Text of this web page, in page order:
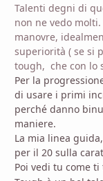
Talenti degni di
non ne vedo
manovre,
superiorità ( se si
tough, che con lo
Per la
di usare i primi
perché danno
maniere.
La mia linea
per il 20 sulla
Poi vedi tu come